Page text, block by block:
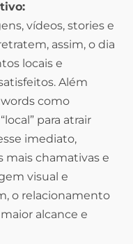
vídeos, stories e
assim, o dia
locais e
Além
como
para atrair
imediato,
mais chamativas e
visual e
o relacionamento
alcance e